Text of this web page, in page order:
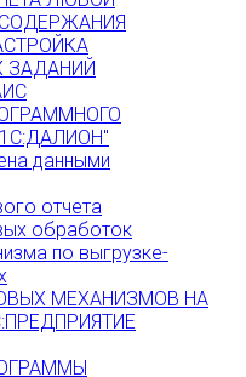
ЗАДАНИЙ
данными
отчета
обработок
по выгрузке-
МЕХАНИЗМОВ НА